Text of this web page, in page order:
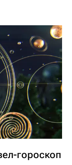
гороскоп